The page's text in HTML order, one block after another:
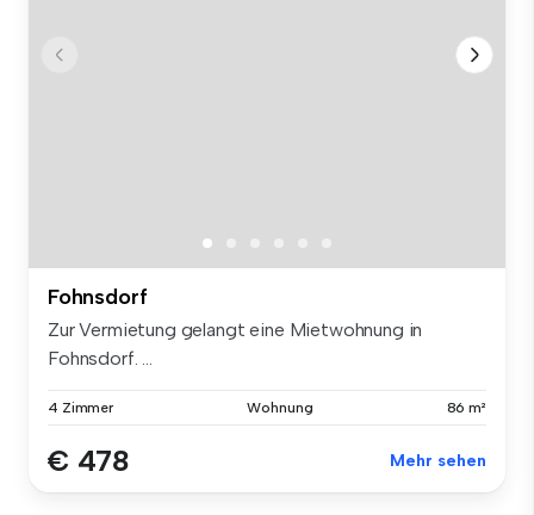
Fohnsdorf
Zur Vermietung gelangt eine Mietwohnung in
Fohnsdorf. ...
4 Zimmer Wohnung 86 m²
€ 478 Mehr sehen